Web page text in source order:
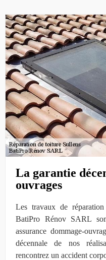
La garantie
ouvrages
Les travaux de
BatiPro Rénov SARL
assurance dommage-
décennale de nos
rencontrez un accident